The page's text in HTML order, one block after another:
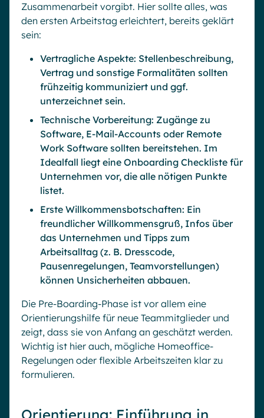
Zusammenarbeit vorgibt. Hier sollte alles, was
den ersten Arbeitstag erleichtert, bereits geklärt
sein:
Vertragliche Aspekte: Stellenbeschreibung,
Vertrag und sonstige Formalitäten sollten
frühzeitig kommuniziert und ggf.
unterzeichnet sein.
Technische Vorbereitung: Zugänge zu
Software, E-Mail-Accounts oder Remote
Work Software sollten bereitstehen. Im
Idealfall liegt eine Onboarding Checkliste für
Unternehmen vor, die alle nötigen Punkte
listet.
Erste Willkommensbotschaften: Ein
freundlicher Willkommensgruß, Infos über
das Unternehmen und Tipps zum
Arbeitsalltag (z. B. Dresscode,
Pausenregelungen, Teamvorstellungen)
können Unsicherheiten abbauen.
Die Pre-Boarding-Phase ist vor allem eine
Orientierungshilfe für neue Teammitglieder und
zeigt, dass sie von Anfang an geschätzt werden.
Wichtig ist hier auch, mögliche Homeoffice-
Regelungen oder flexible Arbeitszeiten klar zu
formulieren.
Orientierung: Einführung in